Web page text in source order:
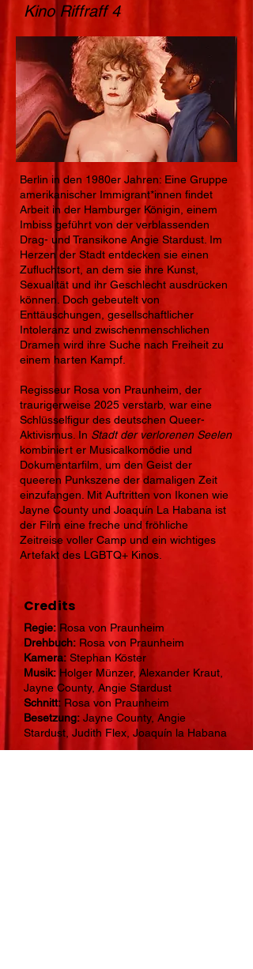
Kino Riffraff 4
Berlin in den 1980er Jahren: Eine Gruppe
amerikanischer Immigrant*innen findet
Arbeit in der Hamburger Königin, einem
Imbiss geführt von der verblassenden
Drag- und Transikone Angie Stardust. Im
Herzen der Stadt entdecken sie einen
Zufluchtsort, an dem sie ihre Kunst,
Sexualität und ihr Geschlecht ausdrücken
können. Doch gebeutelt von
Enttäuschungen, gesellschaftlicher
Intoleranz und zwischenmenschlichen
Dramen wird ihre Suche nach Freiheit zu
einem harten Kampf.
Regisseur Rosa von Praunheim, der
traurigerweise 2025 verstarb, war eine
Schlüsselfigur des deutschen Queer-
Aktivismus. In Stadt der verlorenen Seelen
kombiniert er Musicalkomödie und
Dokumentarfilm, um den Geist der
queeren Punkszene der damaligen Zeit
einzufangen. Mit Auftritten von Ikonen wie
Jayne County und Joaquín La Habana ist
der Film eine freche und fröhliche
Zeitreise voller Camp und ein wichtiges
Artefakt des LGBTQ+ Kinos.
Credits
Regie: Rosa von Praunheim
Drehbuch: Rosa von Praunheim
Kamera: Stephan Köster
Musik: Holger Münzer, Alexander Kraut,
Jayne County, Angie Stardust
Schnitt: Rosa von Praunheim
Besetzung: Jayne County, Angie
Stardust, Judith Flex, Joaquín la Habana